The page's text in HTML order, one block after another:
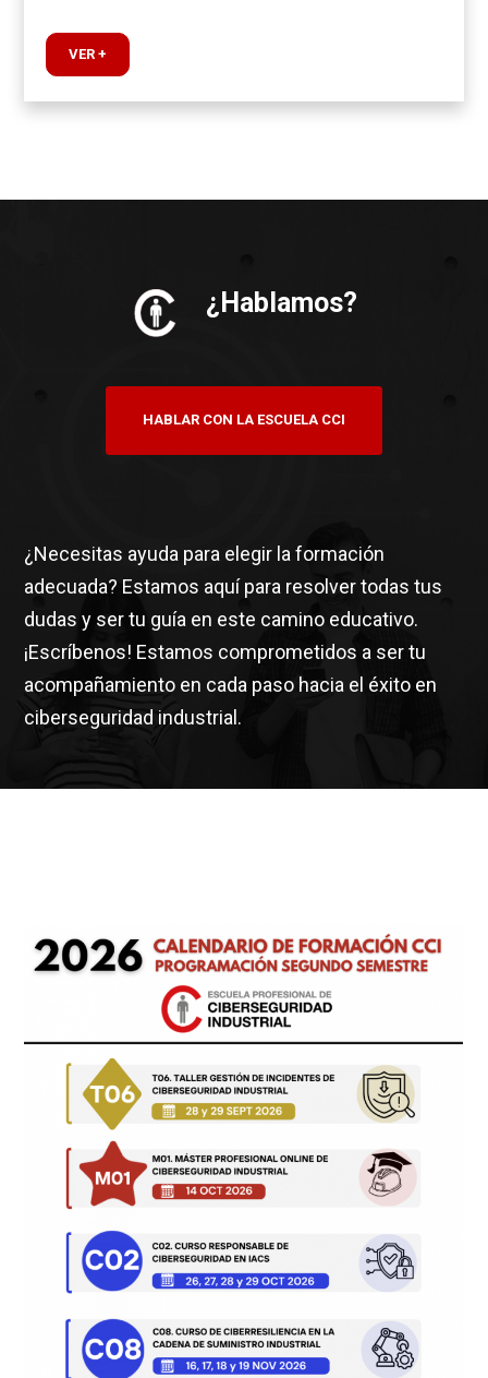
VER +
¿Hablamos?
HABLAR CON LA ESCUELA CCI
¿Necesitas ayuda para elegir la formación
adecuada? Estamos aquí para resolver todas tus
dudas y ser tu guía en este camino educativo.
¡Escríbenos! Estamos comprometidos a ser tu
acompañamiento en cada paso hacia el éxito en
ciberseguridad industrial.